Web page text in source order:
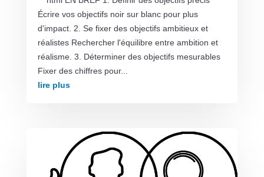
Écrire vos objectifs noir sur blanc pour plus
d'impact. 2. Se fixer des objectifs ambitieux et
réalistes Rechercher l'équilibre entre ambition et
réalisme. 3. Déterminer des objectifs mesurables
Fixer des chiffres pour...
lire plus